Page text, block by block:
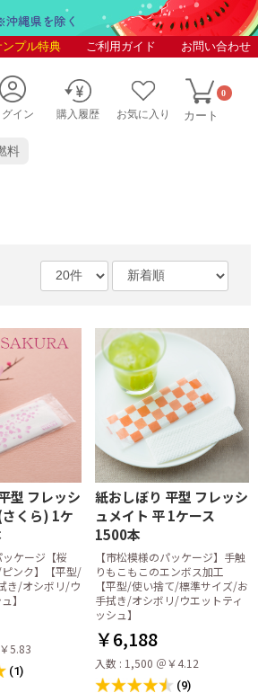
ンプル特典 ご利用ガイド お問い合わせ
グイン 購入履歴 お気に入り カート
0
料
型 フレッシ
くら) 1ケ
ケージ【桜
ンク】【平型/
き/オシボリ/ウ
】
5.83
(1)
紙おしぼり 平型 フレッシ
ュメイト 平 1ケース
1500本
【市松模様のパッケージ】手触
りもこもこのエンボス加工
【平型/使い捨て/標準サイズ/お
手拭き/オシボリ/ウエットティ
ッシュ】
￥6,188
入数 : 1,500 ＠￥4.12
(9)